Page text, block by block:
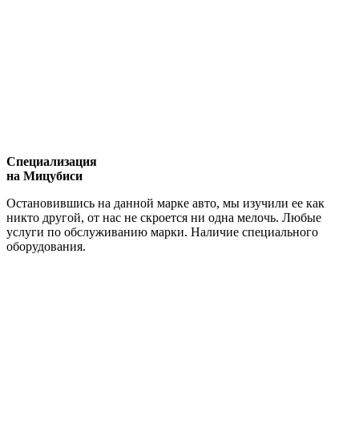
Специализация
на Мицубиси
Остановившись на данной марке авто, мы изучили ее как
никто другой, от нас не скроется ни одна мелочь. Любые
услуги по обслуживанию марки. Наличие специального
оборудования.